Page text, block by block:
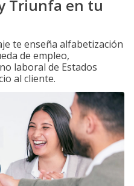
Triunfa en tu
te enseña alfabetización
de empleo,
laboral de Estados
al cliente.